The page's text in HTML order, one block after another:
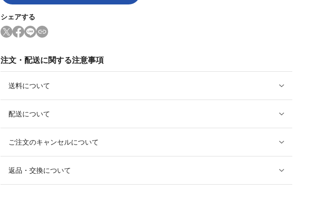
シェアする
注文・配送に関する注意事項
送料について
配送について
ご注文のキャンセルについて
返品・交換について